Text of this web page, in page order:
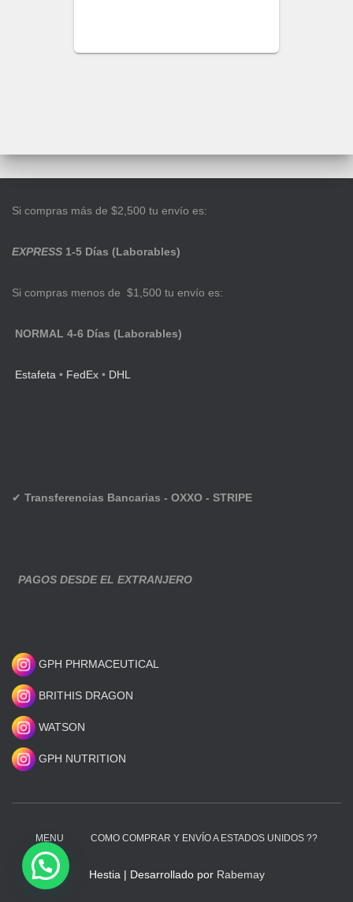
Si compras más de $2,500 tu envío es:
EXPRESS 1-5 Días (Laborables)
Si compras menos de $1,500 tu envío es:
NORMAL 4-6 Días (Laborables)
Estafeta • FedEx • DHL
✔ Transferencias Bancarias - OXXO - STRIPE
PAGOS DESDE EL EXTRANJERO
GPH PHRMACEUTICAL
BRITHIS DRAGON
WATSON
GPH NUTRITION
MENU COMO COMPRAR Y ENVÍO A ESTADOS UNIDOS ??
Hestia | Desarrollado por Rabemay